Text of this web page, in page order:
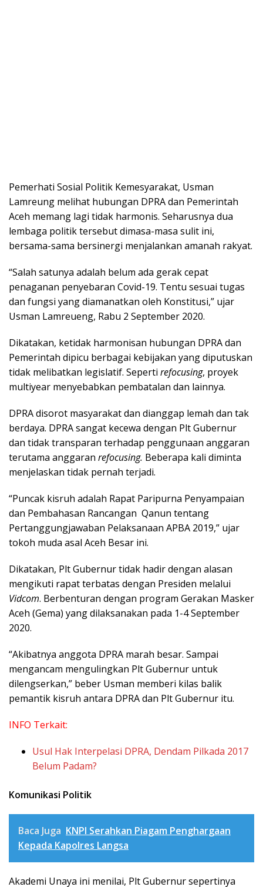
Pemerhati Sosial Politik Kemesyarakat, Usman
Lamreung melihat hubungan DPRA dan Pemerintah
Aceh memang lagi tidak harmonis. Seharusnya dua
lembaga politik tersebut dimasa-masa sulit ini,
bersama-sama bersinergi menjalankan amanah rakyat.
“Salah satunya adalah belum ada gerak cepat
penaganan penyebaran Covid-19. Tentu sesuai tugas
dan fungsi yang diamanatkan oleh Konstitusi,” ujar
Usman Lamreueng, Rabu 2 September 2020.
Dikatakan, ketidak harmonisan hubungan DPRA dan
Pemerintah dipicu berbagai kebijakan yang diputuskan
tidak melibatkan legislatif. Seperti refocusing, proyek
multiyear menyebabkan pembatalan dan lainnya.
DPRA disorot masyarakat dan dianggap lemah dan tak
berdaya. DPRA sangat kecewa dengan Plt Gubernur
dan tidak transparan terhadap penggunaan anggaran
terutama anggaran refocusing. Beberapa kali diminta
menjelaskan tidak pernah terjadi.
“Puncak kisruh adalah Rapat Paripurna Penyampaian
dan Pembahasan Rancangan Qanun tentang
Pertanggungjawaban Pelaksanaan APBA 2019,” ujar
tokoh muda asal Aceh Besar ini.
Dikatakan, Plt Gubernur tidak hadir dengan alasan
mengikuti rapat terbatas dengan Presiden melalui
Vidcom. Berbenturan dengan program Gerakan Masker
Aceh (Gema) yang dilaksanakan pada 1-4 September
2020.
“Akibatnya anggota DPRA marah besar. Sampai
mengancam mengulingkan Plt Gubernur untuk
dilengserkan,” beber Usman memberi kilas balik
pemantik kisruh antara DPRA dan Plt Gubernur itu.
INFO Terkait:
Usul Hak Interpelasi DPRA, Dendam Pilkada 2017
Belum Padam?
Komunikasi Politik
Baca Juga KNPI Serahkan Piagam Penghargaan
Kepada Kapolres Langsa
Akademi Unaya ini menilai, Plt Gubernur sepertinya